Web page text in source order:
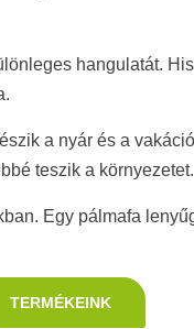
hangulatát.
a nyár és a
teszik a környezetet.
Egy pálmafa
TERMÉKEINK